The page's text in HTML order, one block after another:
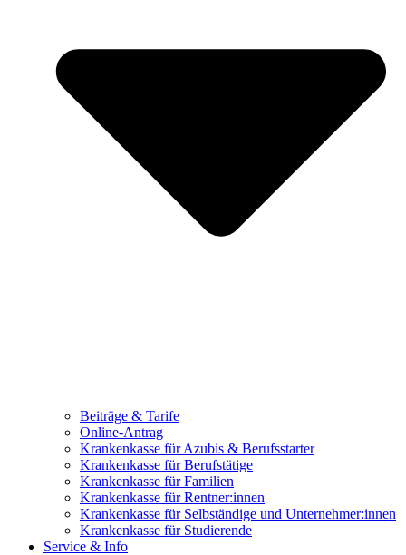
Beiträge & Tarife
Online-Antrag
Krankenkasse für Azubis & Berufsstarter
Krankenkasse für Berufstätige
Krankenkasse für Familien
Krankenkasse für Rentner:innen
Krankenkasse für Selbständige und Unternehmer:innen
Krankenkasse für Studierende
Service & Info